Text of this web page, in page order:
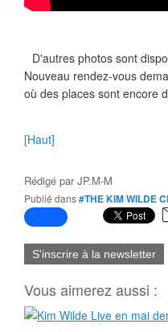
D'autres photos sont
Nouveau rendez-vous
où des places sont encore
[Haut]
Rédigé parJP.M-M
Publié dans#THE KIM WILDE
S'inscrire à la newsletter
Vous aimerez aussi :